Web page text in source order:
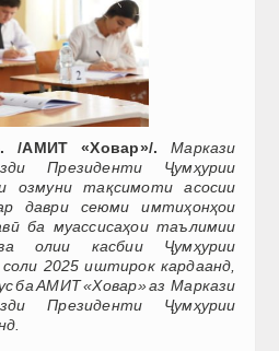
/АМИТ «Ховар»/.
Маркази
Президенти Ҷумҳурии
озмуни тақсимоти асосии
даври сеюми имтиҳонҳои
ба муассисаҳои таълимии
олии касбии Ҷумҳурии
2025 иштирок кардаанд,
ба АМИТ «Ховар» аз Маркази
Президенти Ҷумҳурии